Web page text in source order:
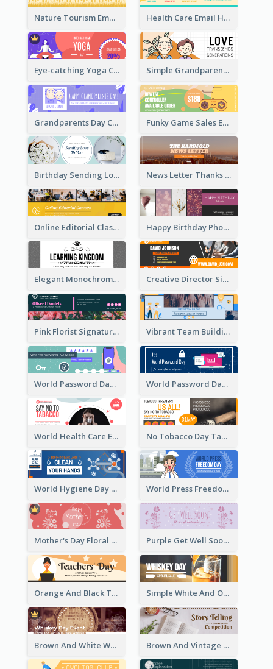
Nature Tourism Email Header Health Care Email Header
Eye-catching Yoga Classes Discount Design Simple Grandparents Day Quote Email Header
Grandparents Day Celebration Email Header Funky Game Sales Email Header Design
Birthday Sending Love To You Email Header News Letter Thanks For Your Subscribe Email Header
Online Editorial Class Promotion Email Header Happy Birthday Photo Frames Email Header
Elegant Monochrome Learning Center Email Header Creative Director Signature Email Header
Pink Florist Signature Email Header Vibrant Team Building Organization Email Header Design
World Password Day Voting Email Header World Password Day Awareness Email Header
World Health Care Email Header No Tobacco Day Tag Email Header
World Hygiene Day Email Header World Press Freedom Day Email Header
Mother's Day Floral Email Header In Red Colour Tone Purple Get Well Soon Email Header With Floral Decorations
Orange And Black Teachers' Day Celebration Email Header Simple White And Orange Whiskey Day Special Sale Email Header
Brown And White Whiskey Day Event Email Header Brown And Vintage Story Telling Competition Email Header